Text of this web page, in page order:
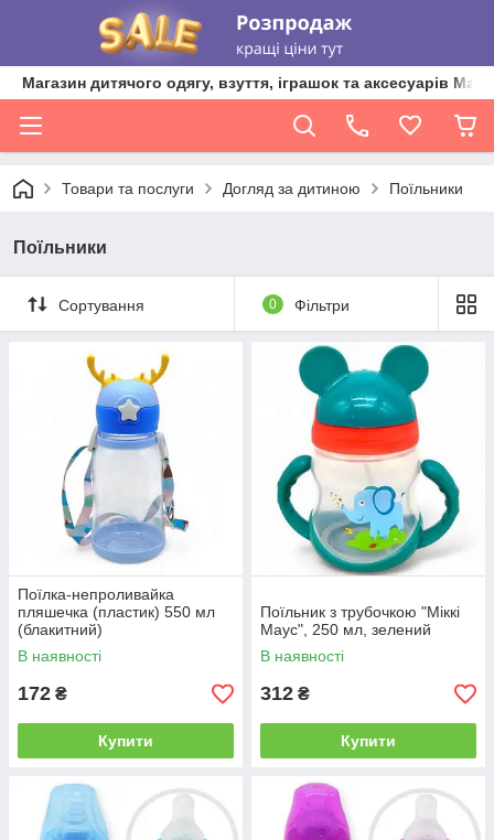
Магазин дитячого одягу, взуття, іграшок та аксесуарів
Товари та послуги Догляд за дитиною Поїльники
Поїльники
Сортування 0 Фільтри
Поїлка-непроливайка
пляшечка (пластик) 550 мл
(блакитний)
В наявності
172 ₴
Купити
Поїльник з трубочкою "Міккі
Маус", 250 мл, зелений
В наявності
312 ₴
Купити